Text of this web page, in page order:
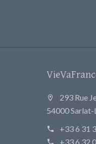
293 Rue
54000 Sarlat-
+33 6 31
+33 6 32